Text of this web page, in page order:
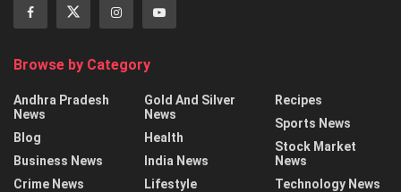
Browse by Category
Andhra Pradesh
News
Blog
Business News
Crime News
Gold And Silver
News
Health
India News
Lifestyle
Recipes
Sports News
Stock Market
News
Technology News